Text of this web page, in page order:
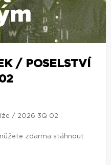
/ POSELSTVÍ
/ 2026 3Q 02
zdarma stáhnout